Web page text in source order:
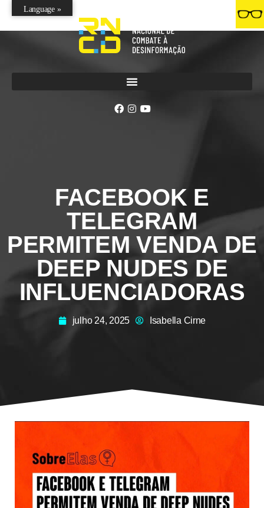
FACEBOOK E
TELEGRAM
PERMITEM VENDA DE
DEEP NUDES DE
INFLUENCIADORAS
julho 24, 2025 Isabella Cirne
Language »